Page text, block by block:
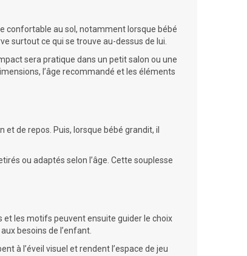
confortable au sol, notamment lorsque bébé
surtout ce qui se trouve au-dessus de lui.
sera pratique dans un petit salon ou une
l’âge recommandé et les éléments
de repos. Puis, lorsque bébé grandit, il
ou adaptés selon l’âge. Cette souplesse
et les motifs peuvent ensuite guider le choix
besoins de l’enfant.
à l’éveil visuel et rendent l’espace de jeu